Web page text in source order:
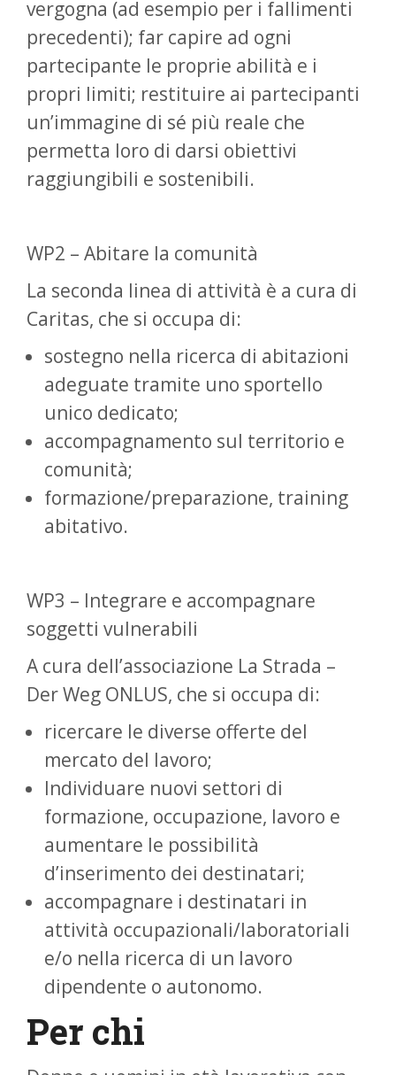
vergogna (ad esempio per i fallimenti
precedenti); far capire ad ogni
partecipante le proprie abilità e i
propri limiti; restituire ai partecipanti
un’immagine di sé più reale che
permetta loro di darsi obiettivi
raggiungibili e sostenibili.
WP2 – Abitare la comunità
La seconda linea di attività è a cura di
Caritas, che si occupa di:
sostegno nella ricerca di abitazioni
adeguate tramite uno sportello
unico dedicato;
accompagnamento sul territorio e
comunità;
formazione/preparazione, training
abitativo.
WP3 – Integrare e accompagnare
soggetti vulnerabili
A cura dell’associazione La Strada –
Der Weg ONLUS, che si occupa di:
ricercare le diverse offerte del
mercato del lavoro;
Individuare nuovi settori di
formazione, occupazione, lavoro e
aumentare le possibilità
d’inserimento dei destinatari;
accompagnare i destinatari in
attività occupazionali/laboratoriali
e/o nella ricerca di un lavoro
dipendente o autonomo.
Per chi